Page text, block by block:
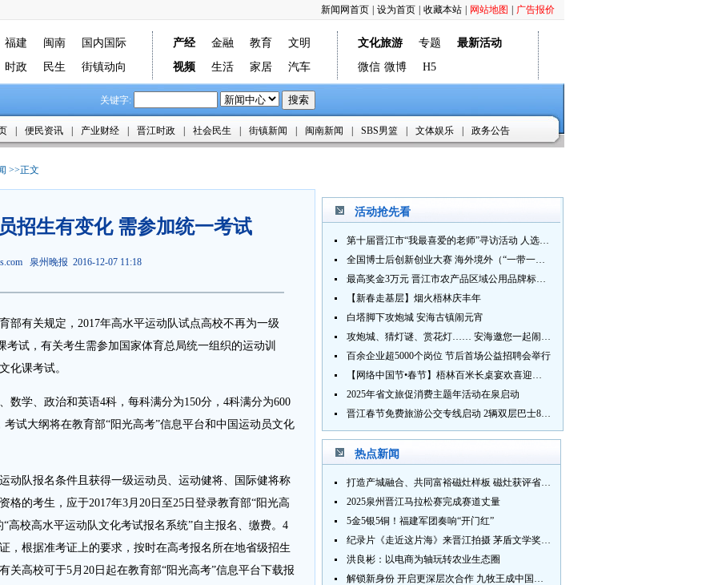
广告报价
网站地图
收藏本站
设为首页
新闻网首页
福建 闽南
国内国际
时政 民生 街镇动向
产经 金融 教育
文明
视频
生活 家居 汽车
文化旅游 专题
最新活动
微信 微博 H5
关键字:
便民资讯 产业财经 晋江时政 社会民生 街镇新闻 闽南新闻 SBS男篮 文体娱乐 政务公告
>>正文
招生有变化 需参加统一考试
泉州晚报 2016-12-07 11:18
有关规定，2017年高水平运动队试点高校不再为一级
试，有关考生需参加国家体育总局统一组织的运动训
化课考试。
、政治和英语4科，每科满分为150分，4科满分为600
考试大纲将在教育部“阳光高考”信息平台和中国运动员文化
队报名条件且获得一级运动员、运动健将、国际健将称
格的考生，应于2017年3月20日至25日登录教育部“阳光高
高校高水平运动队文化考试报名系统”自主报名、缴费。4
，根据准考证上的要求，按时在高考报名所在地省级招生
关高校可于5月20日起在教育部“阳光高考”信息平台下载报
活动抢先看
第十届晋江市“我最喜爱的老师”寻访活动 人选推荐火热进行中 快来“秀”您最喜爱的老师
全国博士后创新创业大赛 海外境外（“一带一路”）赛七大赛道等你来战
最高奖金3万元 晋江市农产品区域公用品牌标识Logo及特色农产品包装设计征集活动正式启动
【新春走基层】烟火梧林庆丰年
白塔脚下攻炮城 安海古镇闹元宵
攻炮城、猜灯谜、赏花灯…… 安海邀您一起闹元宵
百余企业超5000个岗位 节后首场公益招聘会举行
【网络中国节•春节】梧林百米长桌宴欢喜迎新春
2025年省文旅促消费主题年活动在泉启动
晋江春节免费旅游公交专线启动 2辆双层巴士8辆铛铛车带你游
热点新闻
打造产城融合、共同富裕磁灶样板 磁灶获评省级乡村振兴示范乡镇
2025泉州晋江马拉松赛完成赛道丈量
5金5银5铜！福建军团奏响“开门红”
纪录片《走近这片海》来晋江拍摄 茅盾文学奖得主麦家探寻晋江“海海”人生
洪良彬：以电商为轴玩转农业生态圈
解锁新身份 开启更深层次合作 九牧王成中国奥委会官方赞助商